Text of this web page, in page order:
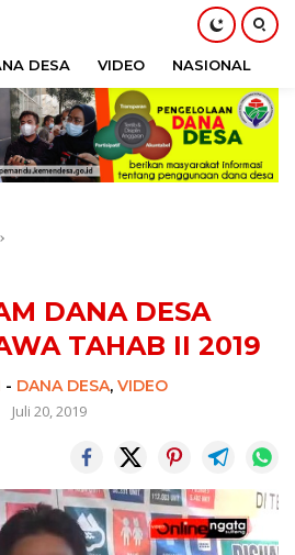
DESA VIDEO NASIONAL
DANA DESA
TAHAB II 2019
- DANA DESA, VIDEO
Juli 20, 2019